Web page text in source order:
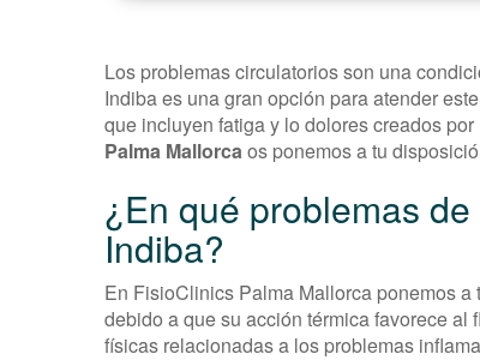
Los problemas circulatorios son una
Indiba es una gran opción para atender
que incluyen fatiga y lo dolores creados
Palma Mallorca os ponemos a tu
¿En qué problemas
Indiba?
En FisioClinics Palma Mallorca ponemos a
debido a que su acción térmica favorece
físicas relacionadas a los problemas